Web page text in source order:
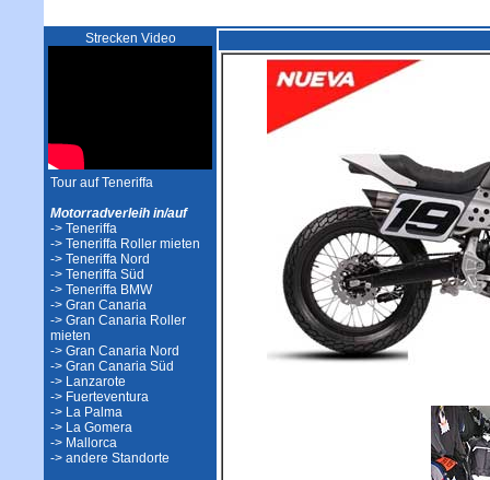
Strecken Video
Tour auf Teneriffa
Motorradverleih in/auf
-> Teneriffa
-> Teneriffa Roller mieten
-> Teneriffa Nord
-> Teneriffa Süd
-> Teneriffa BMW
-> Gran Canaria
-> Gran Canaria Roller
mieten
-> Gran Canaria Nord
-> Gran Canaria Süd
-> Lanzarote
-> Fuerteventura
-> La Palma
-> La Gomera
-> Mallorca
-> andere Standorte